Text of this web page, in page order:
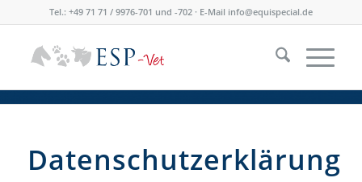
Tel.: +49 71 71 / 9976-701 und -702 · E-Mail info@equispecial.de
Datenschutzerklärung